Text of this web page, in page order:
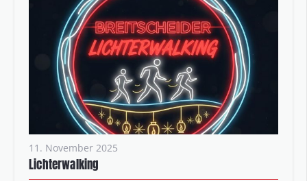
11. November 2025
Lichterwalking